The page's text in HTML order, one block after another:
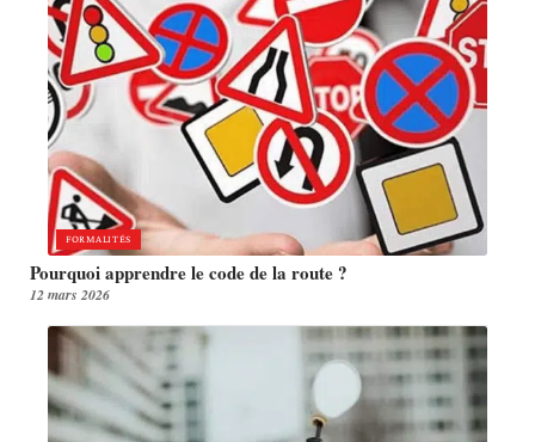
FORMALITÉS
Pourquoi apprendre le code de la route ?
12 mars 2026